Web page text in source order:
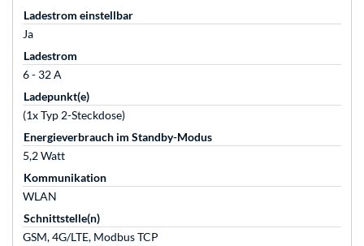
Ladestrom einstellbar
Ja
Ladestrom
6 - 32 A
Ladepunkt(e)
(1x Typ 2-Steckdose)
Energieverbrauch im Standby-Modus
5,2 Watt
Kommunikation
WLAN
Schnittstelle(n)
GSM, 4G/LTE, Modbus TCP